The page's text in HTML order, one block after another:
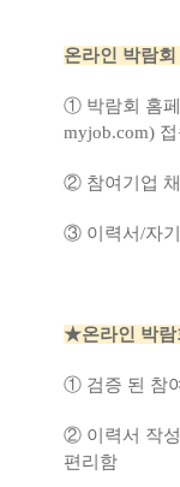
온라인 박람회
① 박람회 홈
myjob.com)
② 참여기업
③ 이력서/자
★온라인 박람
① 검증 된 참
② 이력서 작
편리함